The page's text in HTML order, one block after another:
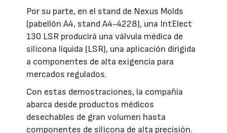
Por su parte, en el stand de Nexus Molds
(pabellón A4, stand A4-4228), una IntElect
130 LSR producirá una válvula médica de
silicona líquida (LSR), una aplicación dirigida
a componentes de alta exigencia para
mercados regulados.
Con estas demostraciones, la compañía
abarca desde productos médicos
desechables de gran volumen hasta
componentes de silicona de alta precisión.